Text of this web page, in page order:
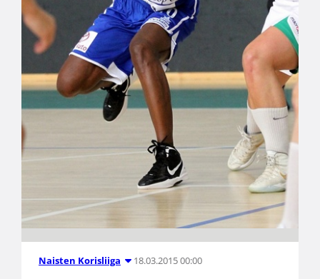
Naisten Korisliiga 18.03.2015 00:00